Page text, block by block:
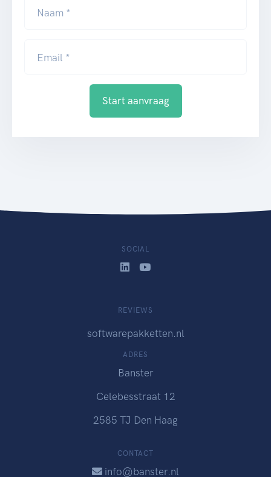
Naam *
Email *
Start aanvraag
SOCIAL
REVIEWS
softwarepakketten.nl
ADRES
Banster
Celebesstraat 12
2585 TJ Den Haag
CONTACT
info@banster.nl